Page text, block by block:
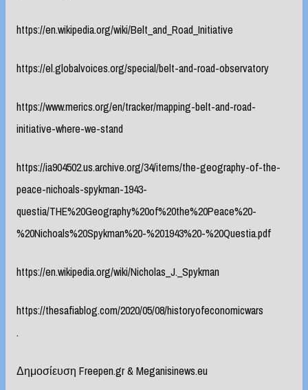
https://en.wikipedia.org/wiki/Belt_and_Road_Initiative
https://el.globalvoices.org/special/belt-and-road-observatory
https://www.merics.org/en/tracker/mapping-belt-and-road-
initiative-where-we-stand
https://ia904502.us.archive.org/34/items/the-geography-of-the-
peace-nichoals-spykman-1943-
questia/THE%20Geography%20of%20the%20Peace%20-
%20Nichoals%20Spykman%20-%201943%20-%20Questia.pdf
https://en.wikipedia.org/wiki/Nicholas_J._Spykman
https://thesafiablog.com/2020/05/08/historyofeconomicwars
.
Δημοσίευση Freepen.gr & Meganisinews.eu